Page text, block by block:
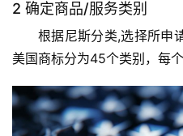
2 确定商品/服务类别
根据尼斯分类,选择所申
美国商标分为45个类别，每